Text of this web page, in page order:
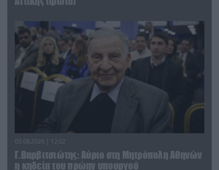
03.08.2026 | 12:02
Γ.Βαρβιτσιώτης: Aύριο στη Μητρόπολη Αθηνών
η κηδεία του πρώην υπουργού